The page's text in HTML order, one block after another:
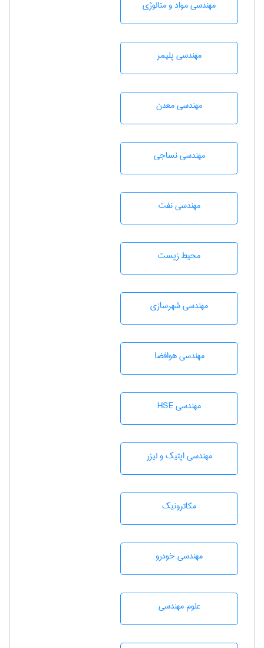
مهندسی مواد و متالوژی
مهندسی پليمر
مهندسی معدن
مهندسي نساجی
مهندسی نفت
محيط زيست
مهندسی شهرسازی
مهندسی هوافضا
مهندسی HSE
مهندسی اپتیک و لیزر
مکاترونیک
مهندسی خودرو
علوم مهندسی